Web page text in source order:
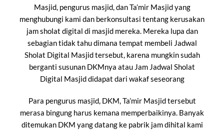
Masjid, pengurus masjid, dan Ta’mir Masjid yang
menghubungi kami dan berkonsultasi tentang kerusakan
jam sholat digital di masjid mereka. Mereka lupa dan
sebagian tidak tahu dimana tempat membeli Jadwal
Sholat Digital Masjid tersebut, karena mungkin sudah
berganti susunan DKMnya atau Jam Jadwal Sholat
Digital Masjid didapat dari wakaf seseorang
Para pengurus masjid, DKM, Ta’mir Masjid tersebut
merasa bingung harus kemana memperbaikinya. Banyak
ditemukan DKM yang datang ke pabrik jam dihital kami